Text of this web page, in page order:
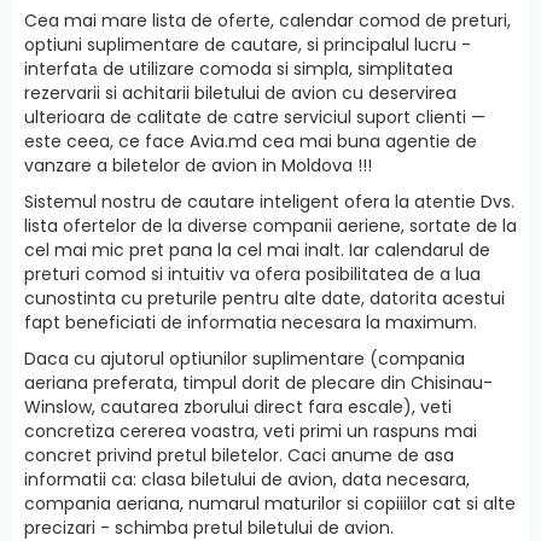
Cea mai mare lista de oferte, calendar comod de preturi,
optiuni suplimentare de cautare, si principalul lucru -
interfatа de utilizare comoda si simpla, simplitatea
rezervarii si achitarii biletului de avion cu deservirea
ulterioara de calitate de catre serviciul suport clienti —
este ceea, ce face Avia.md cea mai buna agentie de
vanzare a biletelor de avion in Moldova !!!
Sistemul nostru de cautare inteligent ofera la atentie Dvs.
lista ofertelor de la diverse companii aeriene, sortate de la
cel mai mic pret pana la cel mai inalt. Iar calendarul de
preturi comod si intuitiv va ofera posibilitatea de a lua
cunostinta cu preturile pentru alte date, datorita acestui
fapt beneficiati de informatia necesara la maximum.
Daca cu ajutorul optiunilor suplimentare (compania
aeriana preferata, timpul dorit de plecare din Chisinau-
Winslow, cautarea zborului direct fara escale), veti
concretiza cererea voastra, veti primi un raspuns mai
concret privind pretul biletelor. Caci anume de asa
informatii ca: clasa biletului de avion, data necesara,
compania aeriana, numarul maturilor si copiiilor cat si alte
precizari - schimba pretul biletului de avion.